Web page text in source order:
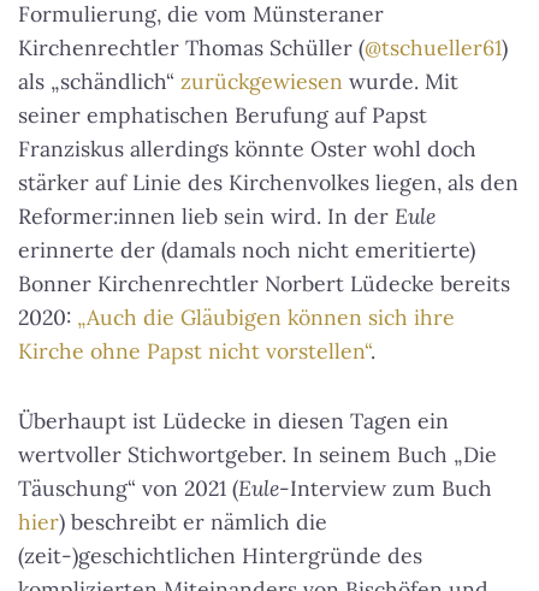
Formulierung, die vom Münsteraner
Kirchenrechtler Thomas Schüller (@tschueller61)
als „schändlich“ zurückgewiesen wurde. Mit
seiner emphatischen Berufung auf Papst
Franziskus allerdings könnte Oster wohl doch
stärker auf Linie des Kirchenvolkes liegen, als den
Reformer:innen lieb sein wird. In der Eule
erinnerte der (damals noch nicht emeritierte)
Bonner Kirchenrechtler Norbert Lüdecke bereits
2020: „Auch die Gläubigen können sich ihre
Kirche ohne Papst nicht vorstellen“.
Überhaupt ist Lüdecke in diesen Tagen ein
wertvoller Stichwortgeber. In seinem Buch „Die
Täuschung“ von 2021 (Eule-Interview zum Buch
hier) beschreibt er nämlich die
(zeit-)geschichtlichen Hintergründe des